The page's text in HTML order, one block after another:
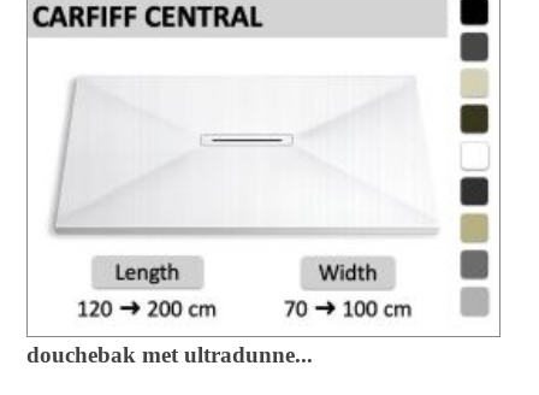
douchebak met ultradunne...